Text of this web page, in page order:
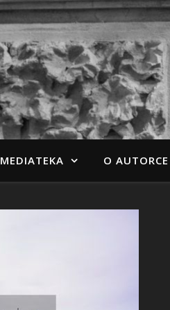
MEDIATEKA O AUTORCE